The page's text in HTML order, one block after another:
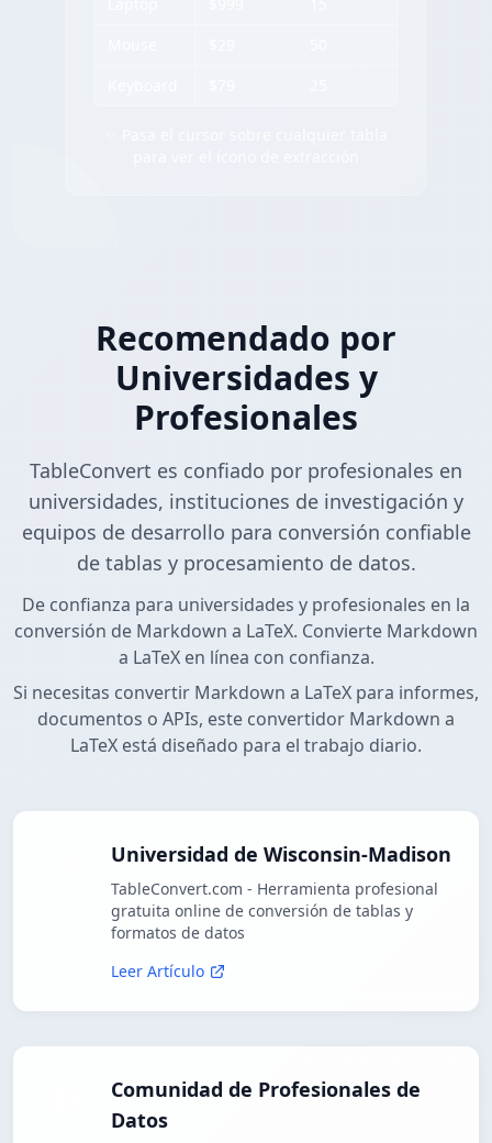
Recomendado por
Universidades y
Profesionales
TableConvert es confiado por profesionales en
universidades, instituciones de investigación y
equipos de desarrollo para conversión confiable
de tablas y procesamiento de datos.
De confianza para universidades y profesionales en la
conversión de Markdown a LaTeX. Convierte Markdown
a LaTeX en línea con confianza.
Si necesitas convertir Markdown a LaTeX para informes,
documentos o APIs, este convertidor Markdown a
LaTeX está diseñado para el trabajo diario.
Universidad de Wisconsin-Madison
TableConvert.com - Herramienta profesional
gratuita online de conversión de tablas y
formatos de datos
Leer Artículo
Comunidad de Profesionales de
Datos